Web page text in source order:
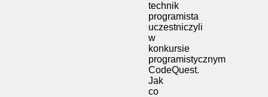
technik
programista
uczestniczyli
w
konkursie
programistycznym
CodeQuest.
Jak
co